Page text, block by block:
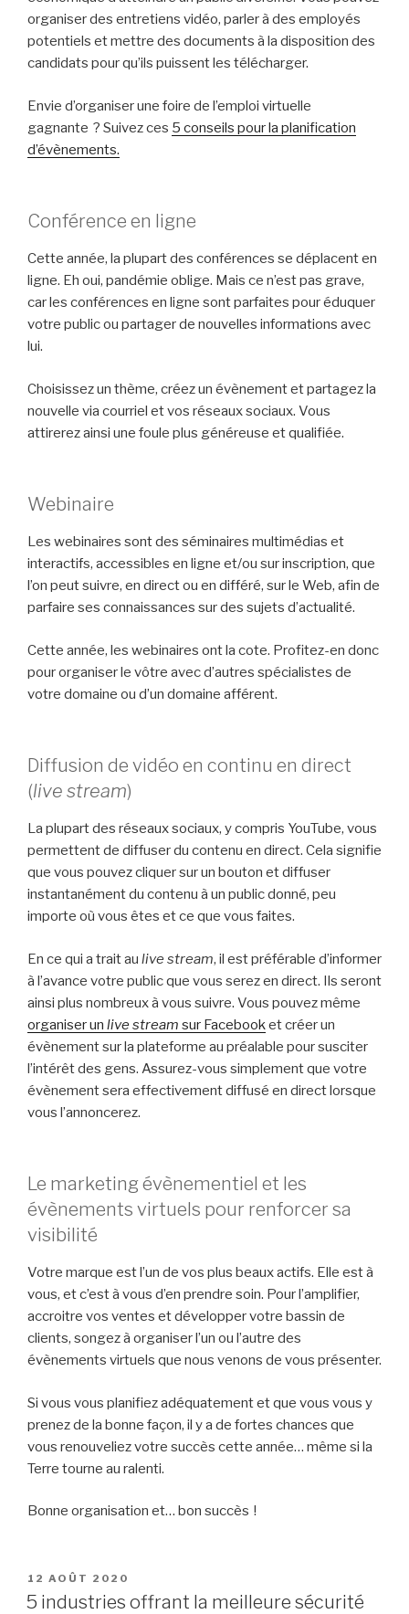
organiser des entretiens vidéo, parler à des employés
potentiels et mettre des documents à la disposition des
candidats pour qu’ils puissent les télécharger.
Envie d’organiser une foire de l’emploi virtuelle
gagnante ? Suivez ces 5 conseils pour la planification
d’évènements.
Conférence en ligne
Cette année, la plupart des conférences se déplacent en
ligne. Eh oui, pandémie oblige. Mais ce n’est pas grave,
car les conférences en ligne sont parfaites pour éduquer
votre public ou partager de nouvelles informations avec
lui.
Choisissez un thème, créez un évènement et partagez la
nouvelle via courriel et vos réseaux sociaux. Vous
attirerez ainsi une foule plus généreuse et qualifiée.
Webinaire
Les webinaires sont des séminaires multimédias et
interactifs, accessibles en ligne et/ou sur inscription, que
l’on peut suivre, en direct ou en différé, sur le Web, afin de
parfaire ses connaissances sur des sujets d’actualité.
Cette année, les webinaires ont la cote. Profitez-en donc
pour organiser le vôtre avec d’autres spécialistes de
votre domaine ou d’un domaine afférent.
Diffusion de vidéo en continu en direct
(live stream)
La plupart des réseaux sociaux, y compris YouTube, vous
permettent de diffuser du contenu en direct. Cela signifie
que vous pouvez cliquer sur un bouton et diffuser
instantanément du contenu à un public donné, peu
importe où vous êtes et ce que vous faites.
En ce qui a trait au live stream, il est préférable d’informer
à l’avance votre public que vous serez en direct. Ils seront
ainsi plus nombreux à vous suivre. Vous pouvez même
organiser un live stream sur Facebooket créer un
évènement sur la plateforme au préalable pour susciter
l’intérêt des gens. Assurez-vous simplement que votre
évènement sera effectivement diffusé en direct lorsque
vous l’annoncerez.
Le marketing évènementiel et les
évènements virtuels pour renforcer sa
visibilité
Votre marque est l’un de vos plus beaux actifs. Elle est à
vous, et c’est à vous d’en prendre soin. Pour l’amplifier,
accroitre vos ventes et développer votre bassin de
clients, songez à organiser l’un ou l’autre des
évènements virtuels que nous venons de vous présenter.
Si vous vous planifiez adéquatement et que vous vous y
prenez de la bonne façon, il y a de fortes chances que
vous renouveliez votre succès cette année… même si la
Terre tourne au ralenti.
Bonne organisation et… bon succès !
PUBLIÉ
LE
12 AOÛT 2020
5 industries offrant la meilleure sécurité